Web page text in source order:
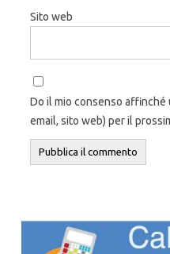
Sito web
Do il mio consenso affinché
email, sito web) per il